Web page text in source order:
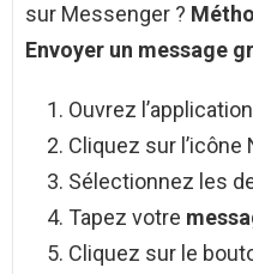
sur Messenger ?
Envoyer un message
Ouvrez l’application
Cliquez sur
Sélectionnez les
Tapez votre
Cliquez sur le